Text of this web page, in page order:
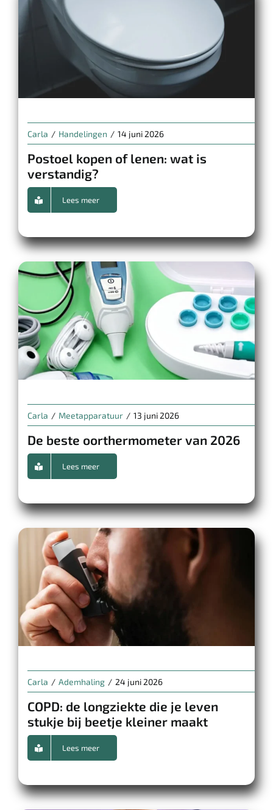
Carla / Handelingen / 14 juni 2026
Postoel kopen of lenen: wat is
verstandig?
Lees meer
Carla / Meetapparatuur / 13 juni 2026
De beste oorthermometer van 2026
Lees meer
Carla / Ademhaling / 24 juni 2026
COPD: de longziekte die je leven
stukje bij beetje kleiner maakt
Lees meer